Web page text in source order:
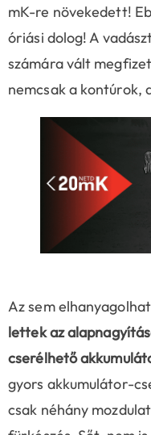
mK-re növekedett!
óriási dolog! A
számára vált
nemcsak a kontúrok,
Az sem
lettek az
cserélhető
gyors akkumulátor-
csak néhány